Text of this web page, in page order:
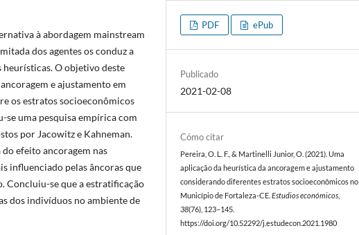
à abordagem mainstream
dos agentes os conduz a
heurísticas. O objetivo deste
e ajustamento em
os estratos socioeconômicos
se uma pesquisa empírica com
por Jacowitz e Kahneman.
efeito ancoragem nas
influenciado pelas âncoras que
Concluiu-se que a estratificação
dos indivíduos no ambiente de
PDF ePub
Publicado
2021-02-08
Cómo citar
Pereira, O. L. F., & Martinelli Junior, O. (2021). Uma
aplicação da heurística da ancoragem e ajustamento
considerando diferentes estratos socioeconômicos no
Município de Fortaleza-CE.Estudios económicos
38(76), 123–145.
https://doi.org/10.52292/j.estudecon.2021.1980